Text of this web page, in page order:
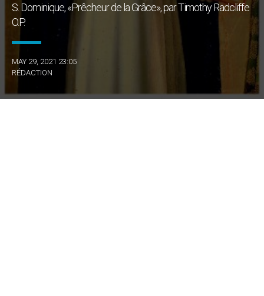
S. Dominique, «Prêcheur de la Grâce», par Timothy Radcliffe
O.P.
MAY 29, 2021 23:05
RÉDACTION